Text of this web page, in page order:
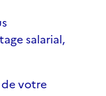
salarial,
votre